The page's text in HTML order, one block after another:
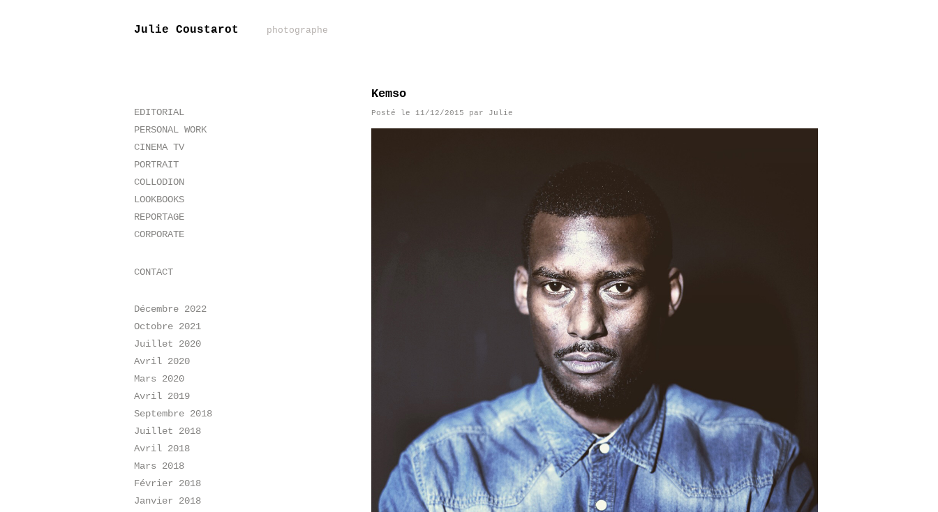
Julie Coustarot photographe
Kemso
Posté le 11/12/2015 par Julie
EDITORIAL
PERSONAL WORK
CINEMA TV
PORTRAIT
COLLODION
LOOKBOOKS
REPORTAGE
CORPORATE
CONTACT
Décembre 2022
Octobre 2021
Juillet 2020
Avril 2020
Mars 2020
Avril 2019
Septembre 2018
Juillet 2018
Avril 2018
Mars 2018
Février 2018
Janvier 2018